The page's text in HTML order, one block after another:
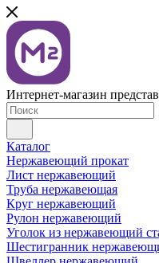
Интернет-магазин
Каталог
Нержавеющий прокат
Лист нержавеющий
Труба нержавеющая
Круг нержавеющий
Рулон нержавеющий
Уголок из нержавеющий
Шестигранник